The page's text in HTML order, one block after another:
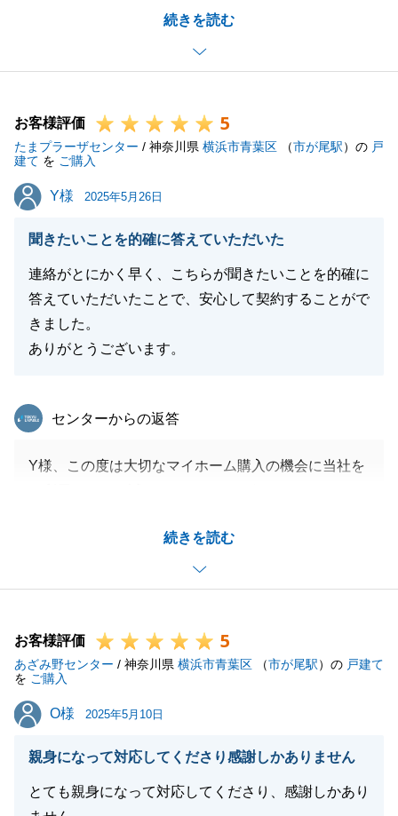
続きを読む
りまして、重ねて御礼申し上げます。
O様のご親族やご友人の方で、将来的に不動産の購入
や売却、相続等でお考えの方がいらっしゃいましたら
必ずやご期待に添えるよう最善を尽くしてまいりま
す。
今後ともご贔屓を賜りますようお願い申し上げます。
閉じる
お客様評価 5
たまプラーザセンター / 神奈川県 横浜市青葉区 （市が尾駅）の 戸
建て を ご購入
Y様
Y様 2025年5月26日
聞きたいことを的確に答えていただいた
連絡がとにかく早く、こちらが聞きたいことを的確に
答えていただいたことで、安心して契約することがで
きました。
ありがとうございます。
続きを読む
東急リバブル
センターからの返答
Y様、この度は大切なマイホーム購入の機会に当社を
ード感をもったお返事を強く意識しておりますので、
お褒めのお言葉がとても嬉しいです。
新居にお引っ越し後もお困りごとがございましたらお
引き続きよろしくお願いいたします。
お客様評価 5
あざみ野センター / 神奈川県 横浜市青葉区 （市が尾駅）の 戸建て
を ご購入
O様
O様 2025年5月10日
親身になって対応してくださり感謝しかありません
とても親身になって対応してくださり、感謝しかあり